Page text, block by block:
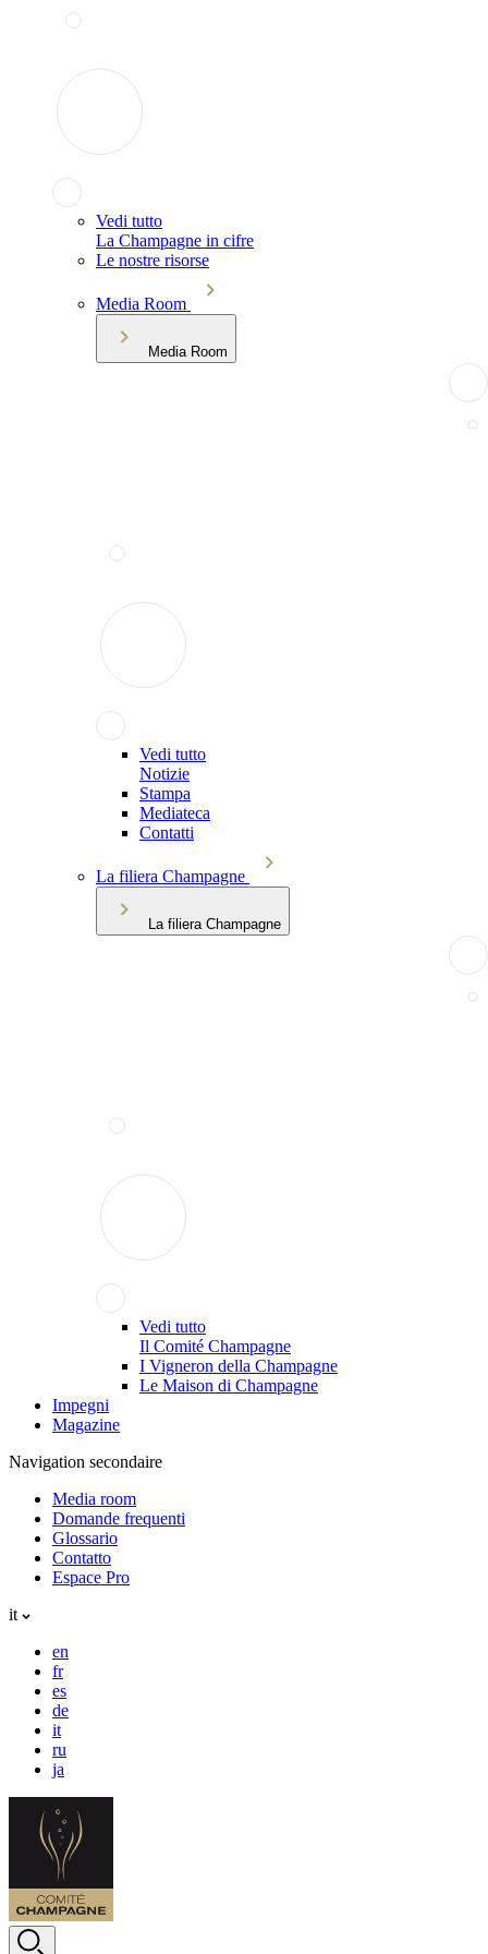
Vedi tutto
La Champagne in cifre
Le nostre risorse
Media Room
Media Room
Vedi tutto
Notizie
Stampa
Mediateca
Contatti
La filiera Champagne
La filiera Champagne
Vedi tutto
Il Comité Champagne
I Vigneron della Champagne
Le Maison di Champagne
Impegni
Magazine
Navigation secondaire
Media room
Domande frequenti
Glossario
Contatto
Espace Pro
it
en
fr
es
de
it
ru
ja